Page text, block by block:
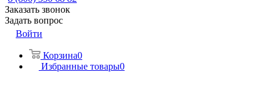
Заказать звонок
Задать вопрос
Войти
Корзина0
Избранные товары0